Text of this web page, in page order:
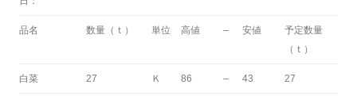
品名 数量（ｔ） 単位 高値 – 安値
予定数量
（ｔ）
白菜 27 Ｋ 86 – 43 27